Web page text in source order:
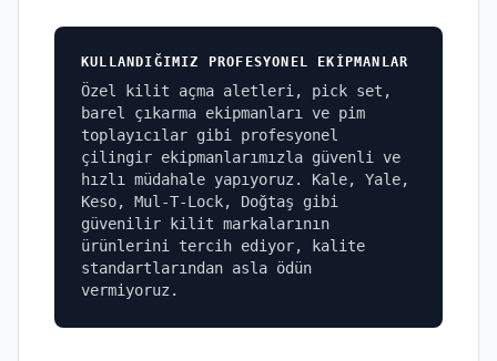
KULLANDIĞIMIZ PROFESYONEL EKIPMANLAR
Özel kilit açma aletleri, pick set,
barel çıkarma ekipmanları ve pim
toplayıcılar gibi profesyonel
çilingir ekipmanlarımızla güvenli ve
hızlı müdahale yapıyoruz. Kale, Yale,
Keso, Mul-T-Lock, Doğtaş gibi
güvenilir kilit markalarının
ürünlerini tercih ediyor, kalite
standartlarından asla ödün
vermiyoruz.